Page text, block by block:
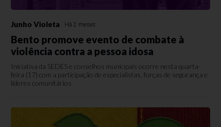
Junho Violeta Há 2 meses
Bento promove evento de combate à
violência contra a pessoa idosa
Iniciativa da SEDES e conselhos municipais ocorre nesta quarta-
feira (17) com a participação de especialistas, forças de segurança e
líderes comunitários